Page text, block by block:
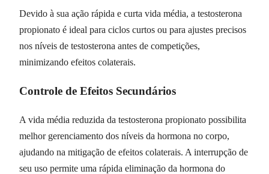
Devido à sua ação rápida e curta vida média, a testosterona
propionato é ideal para ciclos curtos ou para ajustes precisos
nos níveis de testosterona antes de competições,
minimizando efeitos colaterais.
Controle de Efeitos Secundários
A vida média reduzida da testosterona propionato possibilita
melhor gerenciamento dos níveis da hormona no corpo,
ajudando na mitigação de efeitos colaterais. A interrupção de
seu uso permite uma rápida eliminação da hormona do